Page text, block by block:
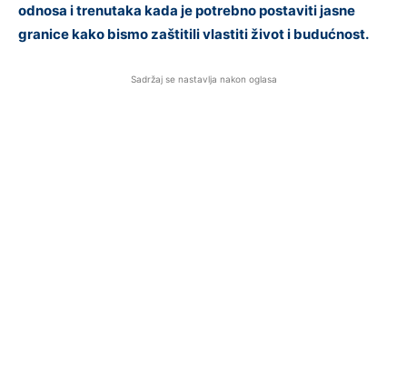
odnosa i trenutaka kada je potrebno postaviti jasne
granice kako bismo zaštitili vlastiti život i budućnost.
Sadržaj se nastavlja nakon oglasa